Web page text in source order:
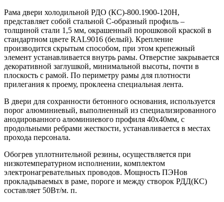
Рама двери холодильной РДО (КС)-800.1900-120Н,
представляет собой стальной С-образный профиль –
толщиной стали 1,5 мм, окрашенный порошковой краской в
стандартном цвете RAL9016 (белый). Крепление
производится скрытым способом, при этом крепежный
элемент устанавливается внутрь рамы. Отверстие закрывается
декоративной заглушкой, минимальной высоты, почти в
плоскость с рамой. По периметру рамы для плотности
прилегания к проему, проклеена специальная лента.
В двери для сохранности бетонного основания, используется
порог алюминиевый, выполненный из специализированного
анодированного алюминиевого профиля 40х40мм, с
продольными ребрами жесткости, устанавливается в местах
прохода персонала.
Обогрев уплотнительной резины, осуществляется при
низкотемпературном исполнении, комплектом
электронагревательных проводов. Мощность ПЭНов
прокладываемых в раме, пороге и между створок РДД(КС)
составляет 50Вт/м. п.